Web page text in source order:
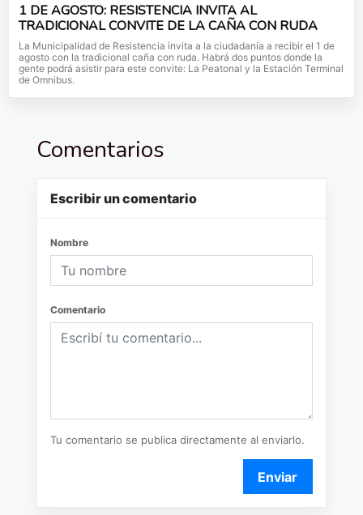
1 DE AGOSTO: RESISTENCIA INVITA AL
TRADICIONAL CONVITE DE LA CAÑA CON RUDA
La Municipalidad de Resistencia invita a la ciudadanía a recibir el 1 de
agosto con la tradicional caña con ruda. Habrá dos puntos donde la
gente podrá asistir para este convite: La Peatonal y la Estación Terminal
de Omnibus.
Comentarios
Escribir un comentario
Nombre
Comentario
Tu comentario se publica directamente al enviarlo.
Enviar